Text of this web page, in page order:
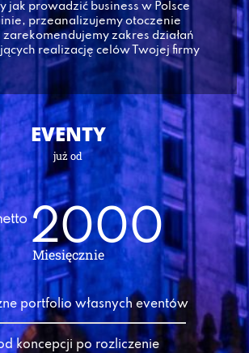
jak prowadzić business w Polsce
przeanalizujemy otoczenie
zarekomendujemy zakres działań
realizację celów Twojej firmy
EVENTY
już od
2000
Miesięcznie
portfolio własnych eventów
koncepcji po rozliczenie